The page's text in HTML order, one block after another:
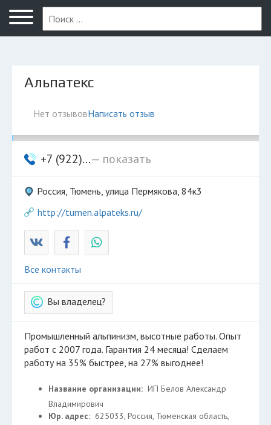
Тюмень
Альпатекс
Нет отзывовНаписать отзыв
+7 (922)...— показать
Россия, Тюмень, улица Пермякова, 84к3
http://tumen.alpateks.ru/
Все контакты
Вы владелец?
Промышленный альпинизм, высотные работы. Опыт
работ с 2007 года. Гарантия 24 месяца! Сделаем
работу на 35% быстрее, на 27% выгоднее!
Название организации: ИП Белов Александр
Владимирович
Юр. адрес: 625033, Россия, Тюменская область,